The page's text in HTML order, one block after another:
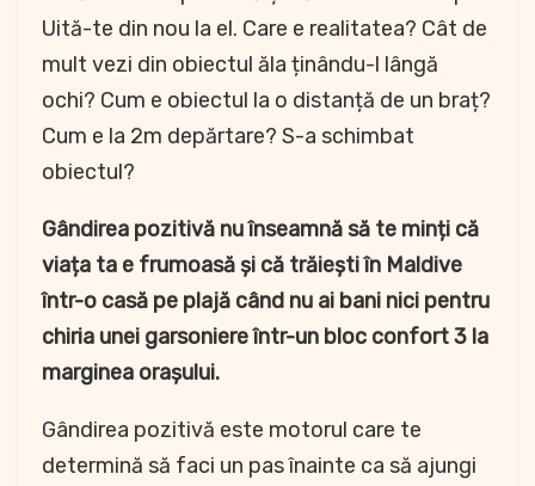
Uită-te din nou la el. Care e realitatea? Cât de
mult vezi din obiectul ăla ținându-l lângă
ochi? Cum e obiectul la o distanță de un braț?
Cum e la 2m depărtare? S-a schimbat
obiectul?
Gândirea pozitivă nu înseamnă să te minți că
viața ta e frumoasă și că trăiești în Maldive
într-o casă pe plajă când nu ai bani nici pentru
chiria unei garsoniere într-un bloc confort 3 la
marginea orașului.
Gândirea pozitivă este motorul care te
determină să faci un pas înainte ca să ajungi